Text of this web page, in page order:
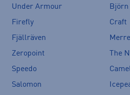
Under Armour
Björn
Firefly
Craft
Fjällräven
Zeropoint
The
Speedo
Salomon